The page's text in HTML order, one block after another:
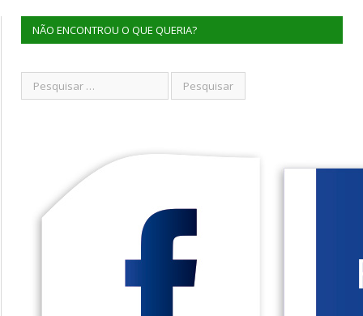
NÃO ENCONTROU O QUE QUERIA?